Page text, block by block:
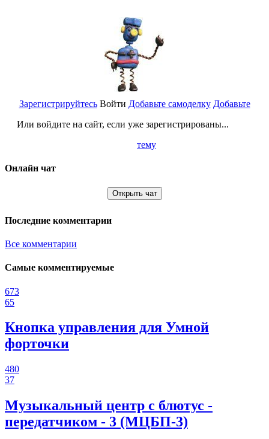
Зарегистрируйтесь
Или войдите на сайт, если уже зарегистрированы...
Войти Добавьте самоделку Добавьте
тему
Онлайн чат
Открыть чат
Последние комментарии
Все комментарии
Самые комментируемые
673
65
Кнопка управления для Умной
форточки
480
37
Музыкальный центр с блютус -
передатчиком - 3 (МЦБП-3)